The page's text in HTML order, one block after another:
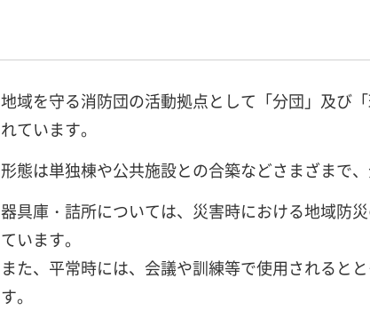
地域を守る消防団の活動拠点として「分団」及び
れています。
形態は単独棟や公共施設との合築などさまざまで
器具庫・詰所については、災害時における地域防
ています。
また、平常時には、会議や訓練等で使用されると
す。